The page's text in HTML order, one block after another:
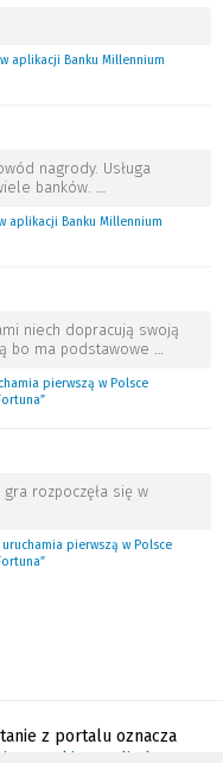
aplikacji Banku Millennium
nagrody. Usługa
banków.
aplikacji Banku Millennium
niech dopracują swoją
bo ma podstawowe
pierwszą w Polsce
rozpoczęła się w
pierwszą w Polsce
z portalu oznacza
o cookies Polityka